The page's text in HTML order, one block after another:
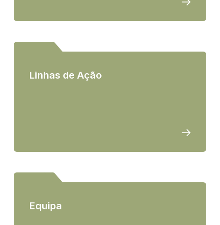
Linhas de Ação
Equipa